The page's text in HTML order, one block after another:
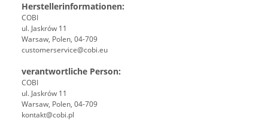
Herstellerinformationen:
COBI
ul. Jaskrów 11
Warsaw, Polen, 04-709
customerservice@cobi.eu
verantwortliche Person:
COBI
ul. Jaskrów 11
Warsaw, Polen, 04-709
kontakt@cobi.pl